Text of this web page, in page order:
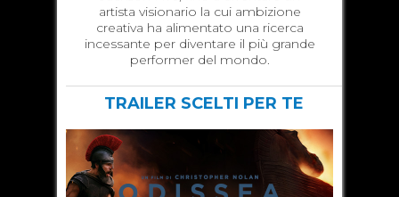
artista visionario la cui ambizione
creativa ha alimentato una ricerca
incessante per diventare il più grande
performer del mondo.
TRAILER SCELTI PER TE